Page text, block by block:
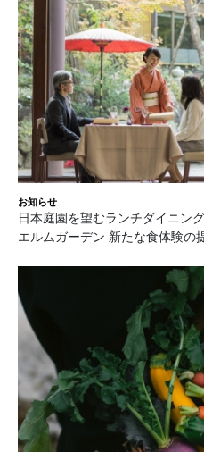
お知らせ
日本庭園を望むランチダイニン
エルムガーデン 新たな食体験の